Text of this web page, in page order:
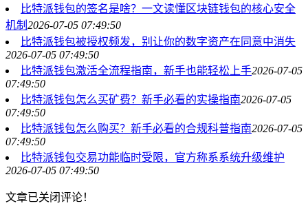
比特派钱包的签名是啥？一文读懂区块链钱包的核心安全
机制 2026-07-05 07:49:50
比特派钱包被授权频发，别让你的数字资产在同意中消失
2026-07-05 07:49:50
比特派钱包激活全流程指南，新手也能轻松上手2026-07-05
07:49:50
比特派钱包怎么买矿费？新手必看的实操指南2026-07-05
07:49:50
比特派钱包怎么购买？新手必看的合规科普指南2026-07-05
07:49:50
比特派钱包交易功能临时受限，官方称系系统升级维护
2026-07-05 07:49:50
文章已关闭评论！